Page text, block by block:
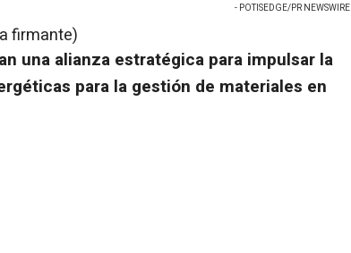
- POTISEDGE/PR NEWSWIRE
firmante)
una alianza estratégica para impulsar la
para la gestión de materiales en